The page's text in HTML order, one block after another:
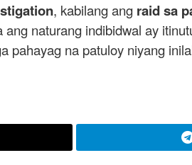
, kabilang ang raid sa
naturang indibidwal ay
pahayag na patuloy niyang